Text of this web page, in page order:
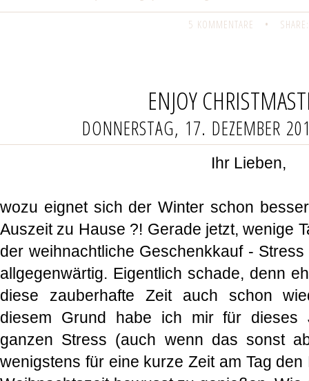
5 KOMMENTARE • SHARE:
ENJOY
DONNERSTAG, 17. DEZEMBER
Ihr Lieben,
wozu eignet sich der Winter schon
Auszeit zu Hause ?! Gerade jetzt, wenige
der weihnachtliche Geschenkkauf -
allgegenwärtig. Eigentlich schade, denn
diese zauberhafte Zeit auch schon
diesem Grund habe ich mir für dieses
ganzen Stress (auch wenn das sonst
wenigstens für eine kurze Zeit am Tag